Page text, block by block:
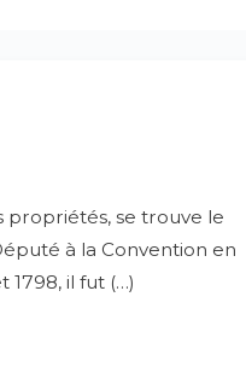
propriétés, se trouve le
à la Convention en
1798, il fut (…)